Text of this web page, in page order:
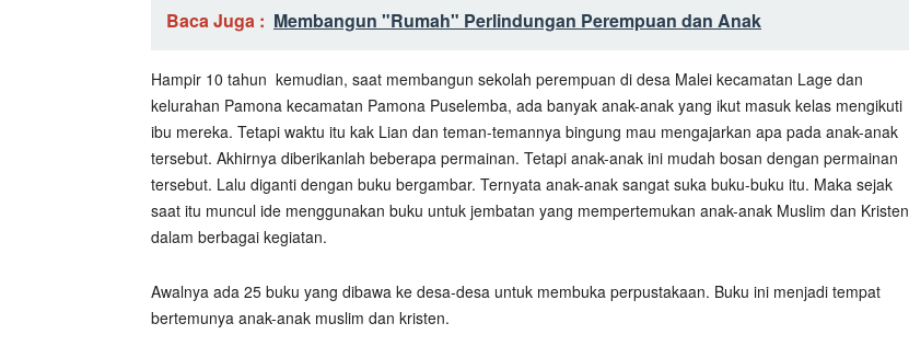
Baca Juga : Membangun "Rumah" Perlindungan Perempuan dan Anak
Hampir 10 tahun kemudian, saat membangun sekolah perempuan di desa Malei kecamatan Lage dan
kelurahan Pamona kecamatan Pamona Puselemba, ada banyak anak-anak yang ikut masuk kelas mengikuti
ibu mereka. Tetapi waktu itu kak Lian dan teman-temannya bingung mau mengajarkan apa pada anak-anak
tersebut. Akhirnya diberikanlah beberapa permainan. Tetapi anak-anak ini mudah bosan dengan permainan
tersebut. Lalu diganti dengan buku bergambar. Ternyata anak-anak sangat suka buku-buku itu. Maka sejak
saat itu muncul ide menggunakan buku untuk jembatan yang mempertemukan anak-anak Muslim dan Kristen
dalam berbagai kegiatan.
Awalnya ada 25 buku yang dibawa ke desa-desa untuk membuka perpustakaan. Buku ini menjadi tempat
bertemunya anak-anak muslim dan kristen.